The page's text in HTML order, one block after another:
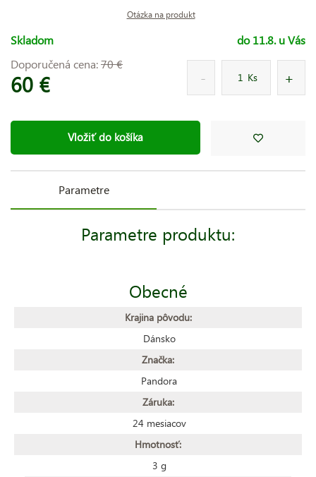
Otázka na produkt
Skladom
do 11.8. u Vás
Doporučená cena:70 €
60 € Ks
Vložiť do košíka
Parametre
Parametre produktu:
Obecné
Krajina pôvodu:
Dánsko
Značka:
Pandora
Záruka:
24 mesiacov
Hmotnosť:
3 g